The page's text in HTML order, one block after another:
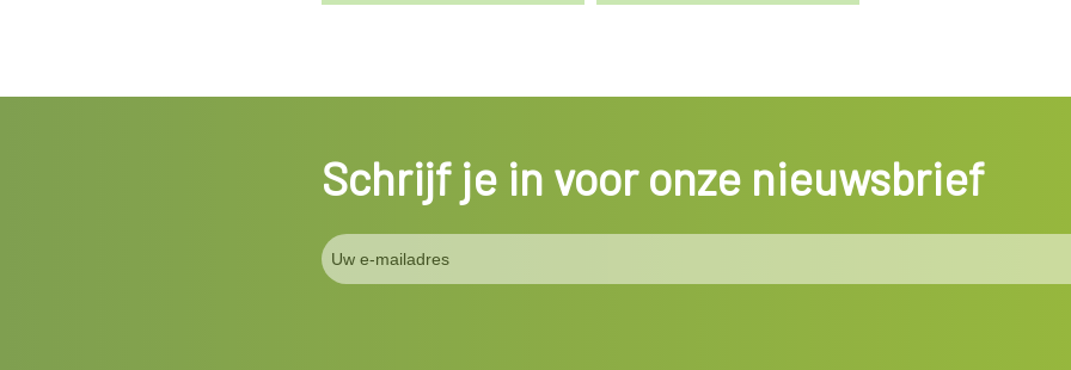
Schrijf je in voor onze nieuwsbrief